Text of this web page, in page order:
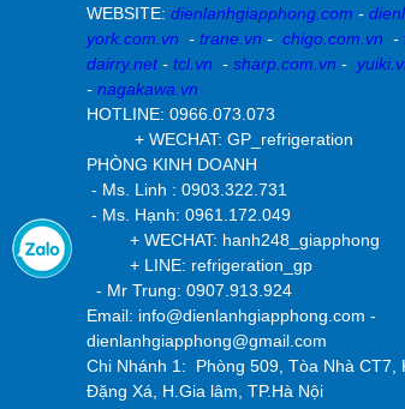
WEBSITE: dienlanhgiapphong.com -
york.com.vn - trane.vn - chigo.com.vn -
dairry.net- tcl.vn - sharp.com.vn -
- nagakawa.vn
HOTLINE: 0966.073.073
+ WECHAT: GP_refrigeration
PHÒNG KINH DOANH
- Ms. Linh : 0903.322.731
- Ms. Hạnh: 0961.172.049
+ WECHAT: hanh248_giapphong
+ LINE: refrigeration_gp
- Mr Trung: 0907.913.924
Email: info@dienlanhgiapphong.com -
dienlanhgiapphong@gmail.com
Chi Nhánh 1: Phòng 509, Tòa Nhà CT7,
Đặng Xá, H.Gia lâm, TP.Hà Nội